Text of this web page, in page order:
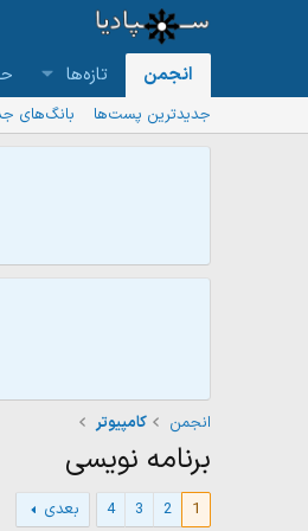
انجمن تازه‌ها
جدیدترین پست‌ها بانگ‌های
انجمن كامپيوتر
برنامه نویسی
1
2
3
4
بعدی